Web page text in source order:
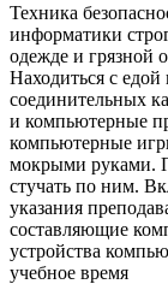
Техника
информатики
одежде и грязной
Находиться с
соединительных
и компьютерные
компьютерные
мокрыми руками.
стучать по ним.
указания
составляющие
устройства
учебное время